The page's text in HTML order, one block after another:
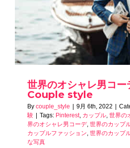
世界のオシャレ男コ
Couple style
By couple_style 9月 6th, 2022
験
Tags: Pinterest, カップル, 世界の
界のオシャレ男コーデ, 世界のカップ
カップルファッション, 世界のカップ
な写真